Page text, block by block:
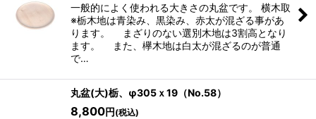
一般的によく使われる大きさの丸盆です。 横木取
※栃木地は青染み、黒染み、赤太が混ざる事があ
ります。 まざりのない選別木地は3割高となり
ます。 また、欅木地は白太が混ざるのが普通
で…
丸盆(大)栃、φ305ｘ19（No.58）
8,800円(税込)